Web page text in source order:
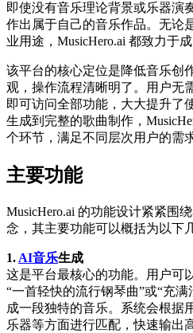
即使没有音乐理论背景或乐器演
作出属于自己的音乐作品。无论
业用途，MusicHero.ai 都致力于
该平台的核心定位是降低音乐创
观，操作流程清晰明了。用户无
即可访问全部功能，大大提升了
生成到完整的歌曲制作，
个环节，满足不同层次用户的需求
主要功能
MusicHero.ai 的功能设计紧紧围
念，其主要功能可以概括为以下
1. AI音乐生成
这是平台最核心的功能。用户可
“一首轻快的流行钢琴曲”或“充
成一段独特的音乐。系统会根据
乐器等方面进行匹配，快速输出